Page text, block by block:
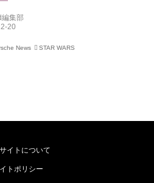
ョンを行い、スターウォーズとポル
を融合させたスターシップをデザイ
日、ロサンゼルスで開催されたプレ
集部
News STAR WARS
イトについて
トポリシー